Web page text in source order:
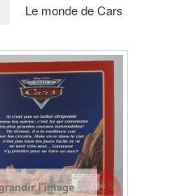
Le monde de Cars
l'image